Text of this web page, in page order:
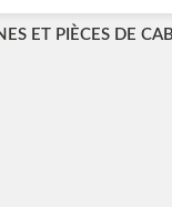
ET PIÈCES DE